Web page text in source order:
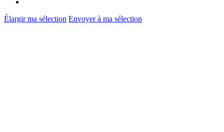
Élargir ma sélection Envoyer à ma sélection